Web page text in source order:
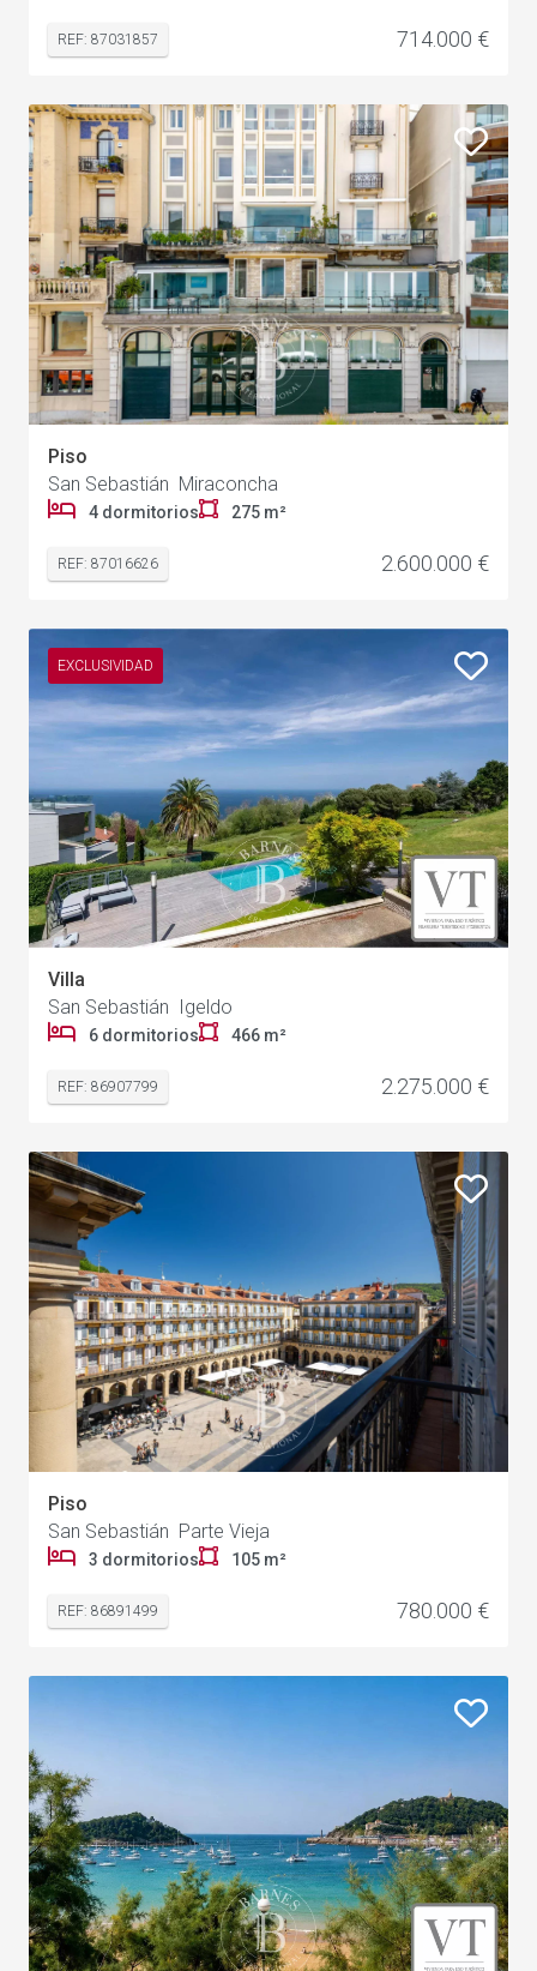
REF: 87031857 714.000 €
Piso
San Sebastián Miraconcha
4 dormitorios 275 m²
REF: 87016626 2.600.000 €
EXCLUSIVIDAD
Villa
San Sebastián Igeldo
6 dormitorios 466 m²
REF: 86907799 2.275.000 €
Piso
San Sebastián Parte Vieja
3 dormitorios 105 m²
REF: 86891499 780.000 €